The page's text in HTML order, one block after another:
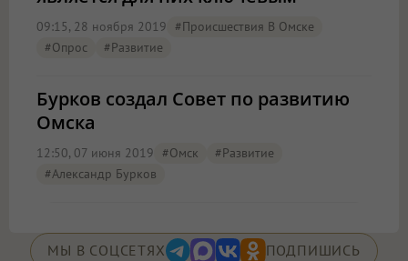
09:15, 28 ноября 2019 #Происшествия В Омске
#опрос
#Развитие
Бурков создал Совет по развитию
Омска
12:50, 07 июня 2019 #Омск
#Развитие
#Александр Бурков
МЫ В СОЦСЕТЯХ ПОДПИШИСЬ